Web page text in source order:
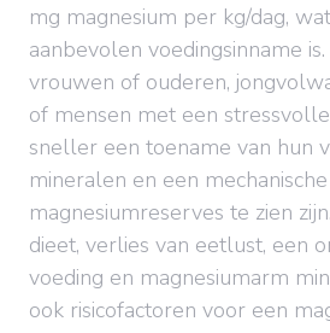
mg magnesium per kg/dag,
aanbevolen voedingsinname
vrouwen of ouderen,
of mensen met een
sneller een toename van hun
mineralen en een
magnesiumreserves te zien
dieet, verlies van eetlust, een
voeding en magnesiumarm
ook risicofactoren voor een